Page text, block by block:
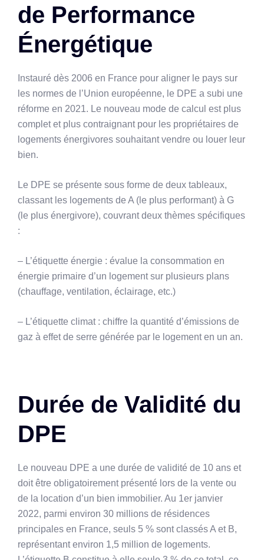
de Performance
Énergétique
Instauré dès 2006 en France pour aligner le pays sur
les normes de l’Union européenne, le DPE a subi une
réforme en 2021. Le nouveau mode de calcul est plus
complet et plus contraignant pour les propriétaires de
logements énergivores souhaitant vendre ou louer leur
bien.
Le DPE se présente sous forme de deux tableaux,
classant les logements de A (le plus performant) à G
(le plus énergivore), couvrant deux thèmes spécifiques
:
– L’étiquette énergie : évalue la consommation en
énergie primaire d’un logement sur plusieurs plans
(chauffage, ventilation, éclairage, etc.)
– L’étiquette climat : chiffre la quantité d’émissions de
gaz à effet de serre générée par le logement en un an.
Durée de Validité du
DPE
Le nouveau DPE a une durée de validité de 10 ans et
doit être obligatoirement présenté lors de la vente ou
de la location d’un bien immobilier. Au 1er janvier
2022, parmi environ 30 millions de résidences
principales en France, seuls 5 % sont classés A et B,
représentant environ 1,5 million de logements.